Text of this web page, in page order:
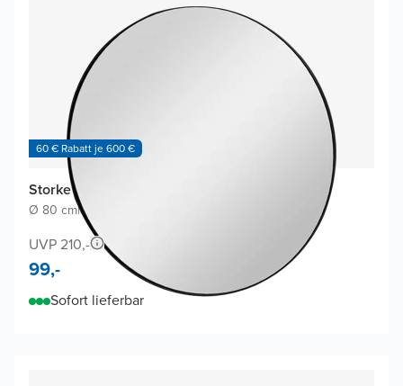
60 € Rabatt je 600 €
Storke Nero Badspiegel
Ø 80 cm|Schwarz
UVP 210,-
99,-
Sofort lieferbar